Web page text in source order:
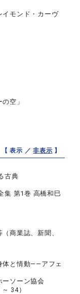
イモンド・カーヴ
空」
【 表示 ／非表示 】
古典
集 第1巻 高橋和巳
商業誌、新聞、
体と情動――アフェ
ーソーン協会
34）